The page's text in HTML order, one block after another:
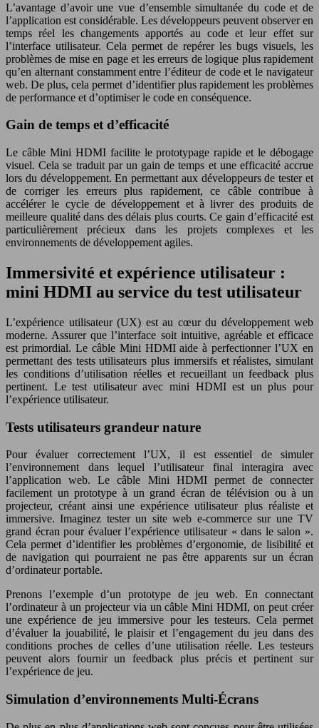
L’avantage d’avoir une vue d’ensemble simultanée du code et de
l’application est considérable. Les développeurs peuvent observer en
temps réel les changements apportés au code et leur effet sur
l’interface utilisateur. Cela permet de repérer les bugs visuels, les
problèmes de mise en page et les erreurs de logique plus rapidement
qu’en alternant constamment entre l’éditeur de code et le navigateur
web. De plus, cela permet d’identifier plus rapidement les problèmes
de performance et d’optimiser le code en conséquence.
Gain de temps et d’efficacité
Le câble Mini HDMI facilite le prototypage rapide et le débogage
visuel. Cela se traduit par un gain de temps et une efficacité accrue
lors du développement. En permettant aux développeurs de tester et
de corriger les erreurs plus rapidement, ce câble contribue à
accélérer le cycle de développement et à livrer des produits de
meilleure qualité dans des délais plus courts. Ce gain d’efficacité est
particulièrement précieux dans les projets complexes et les
environnements de développement agiles.
Immersivité et expérience utilisateur :
mini HDMI au service du test utilisateur
L’expérience utilisateur (UX) est au cœur du développement web
moderne. Assurer que l’interface soit intuitive, agréable et efficace
est primordial. Le câble Mini HDMI aide à perfectionner l’UX en
permettant des tests utilisateurs plus immersifs et réalistes, simulant
les conditions d’utilisation réelles et recueillant un feedback plus
pertinent. Le test utilisateur avec mini HDMI est un plus pour
l’expérience utilisateur.
Tests utilisateurs grandeur nature
Pour évaluer correctement l’UX, il est essentiel de simuler
l’environnement dans lequel l’utilisateur final interagira avec
l’application web. Le câble Mini HDMI permet de connecter
facilement un prototype à un grand écran de télévision ou à un
projecteur, créant ainsi une expérience utilisateur plus réaliste et
immersive. Imaginez tester un site web e-commerce sur une TV
grand écran pour évaluer l’expérience utilisateur « dans le salon ».
Cela permet d’identifier les problèmes d’ergonomie, de lisibilité et
de navigation qui pourraient ne pas être apparents sur un écran
d’ordinateur portable.
Prenons l’exemple d’un prototype de jeu web. En connectant
l’ordinateur à un projecteur via un câble Mini HDMI, on peut créer
une expérience de jeu immersive pour les testeurs. Cela permet
d’évaluer la jouabilité, le plaisir et l’engagement du jeu dans des
conditions proches de celles d’une utilisation réelle. Les testeurs
peuvent alors fournir un feedback plus précis et pertinent sur
l’expérience de jeu.
Simulation d’environnements Multi-Écrans